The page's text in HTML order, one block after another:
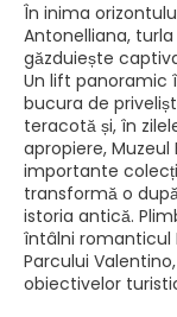
În inima
Antonelliana,
găzduiește
Un lift panoramic
bucura de
teracotă și, în
apropiere,
importante
transformă o
istoria antică.
întâlni romanticul
Parcului
obiectivelor